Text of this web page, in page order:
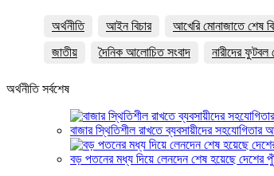
অর্থনীতি আইন বিচার আখেরি মোনাজাতে শেষ
জাতীয়
দৈনিক আলোচিত সংবাদ নারীদের
অর্থনীতি সর্বশেষ
বাজার স্থিতিশীল রাখতে ব্যবসায়ীদের
বড় পতনের মধ্য দিয়ে লেনদেন শেষ হয়েছে দেশের